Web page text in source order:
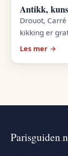
Antikk,
Drouot,
kikking er
Les mer →
Parisguiden.